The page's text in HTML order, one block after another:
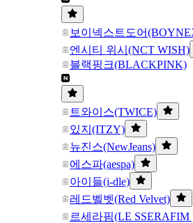
보이넥스트도어
엔시티 위시(NCT WISH)
블랙핑크(BLACKPINK)
트와이스(TWICE)
있지(ITZY)
뉴진스(NewJeans)
에스파(aespa)
아이들(i-dle)
레드벨벳(Red Velvet)
르세라핌(LE SSERAFIM